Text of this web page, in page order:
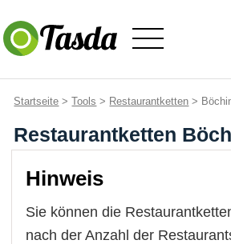
Startseite >Tools > Restaurantketten >
Restaurantketten
Hinweis
Sie können die
nach der Anzahl der